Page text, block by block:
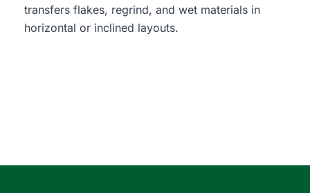
transfers flakes, regrind, and wet materials in
horizontal or inclined layouts.